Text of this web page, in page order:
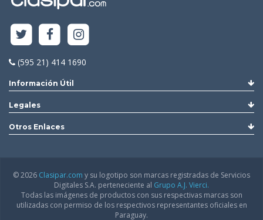
(595 21) 414 1690
Información Útil
Legales
Otros Enlaces
© 2026 Clasipar.com y su logotipo son marcas registradas de Servicios
Digitales S.A. perteneciente al Grupo A.J. Vierci.
Todas las imágenes de productos con sus respectivas marcas son
utilizadas con permiso de los respectivos representantes oficiales en
Paraguay.